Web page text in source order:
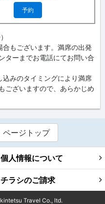
予約
もございます。満席の出発
ターまでお電話にてお問い合
みのタイミングにより満席
ございますので、あらかじめ
ページトップ
個人情報について
チラシのご請求
Travel Co., ltd.